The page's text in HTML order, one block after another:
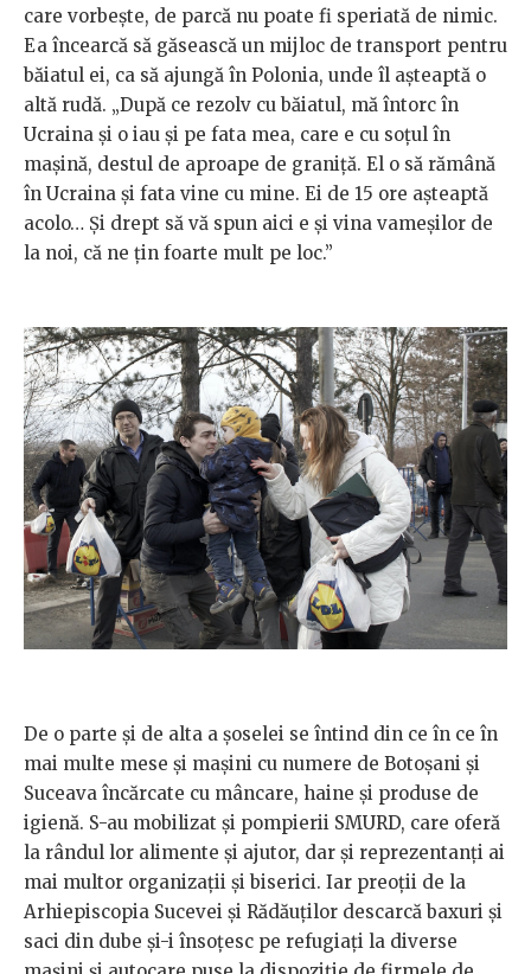
care vorbește, de parcă nu poate fi speriată de nimic.
Ea încearcă să găsească un mijloc de transport pentru
băiatul ei, ca să ajungă în Polonia, unde îl așteaptă o
altă rudă. „După ce rezolv cu băiatul, mă întorc în
Ucraina și o iau și pe fata mea, care e cu soțul în
mașină, destul de aproape de graniță. El o să rămână
în Ucraina și fata vine cu mine. Ei de 15 ore așteaptă
acolo… Și drept să vă spun aici e și vina vameșilor de
la noi, că ne țin foarte mult pe loc.”
De o parte și de alta a șoselei se întind din ce în ce în
mai multe mese și mașini cu numere de Botoșani și
Suceava încărcate cu mâncare, haine și produse de
igienă. S-au mobilizat și pompierii SMURD, care oferă
la rândul lor alimente și ajutor, dar și reprezentanți ai
mai multor organizații și biserici. Iar preoții de la
Arhiepiscopia Sucevei și Rădăuților descarcă baxuri și
saci din dube și-i însoțesc pe refugiați la diverse